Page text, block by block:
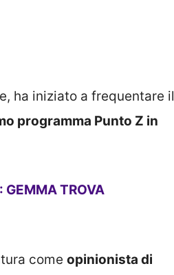
ha iniziato a frequentare il
programma Punto Z in
GEMMA TROVA
come opinionista di